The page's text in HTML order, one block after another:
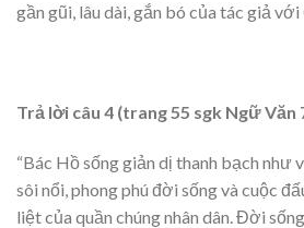
gần gũi, lâu dài, gắn bó của tác giả
Trả lời câu 4 (trang 55 sgk Ngữ Văn
“Bác Hồ sống giản dị thanh bạch
sôi nổi, phong phú đời sống và cuộc
liệt của quần chúng nhân dân. Đời